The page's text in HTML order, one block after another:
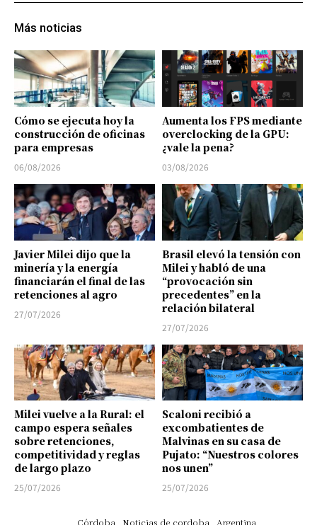
Más noticias
Cómo se ejecuta hoy la
construcción de oficinas
para empresas
06/08/2026
Aumenta los FPS mediante
overclocking de la GPU:
¿vale la pena?
03/08/2026
Javier Milei dijo que la
minería y la energía
financiarán el final de las
retenciones al agro
27/07/2026
Brasil elevó la tensión con
Milei y habló de una
“provocación sin
precedentes” en la
relación bilateral
27/07/2026
Milei vuelve a la Rural: el
campo espera señales
sobre retenciones,
competitividad y reglas
de largo plazo
25/07/2026
Scaloni recibió a
excombatientes de
Malvinas en su casa de
Pujato: “Nuestros colores
nos unen”
25/07/2026
Córdoba Noticias de cordoba Argentina